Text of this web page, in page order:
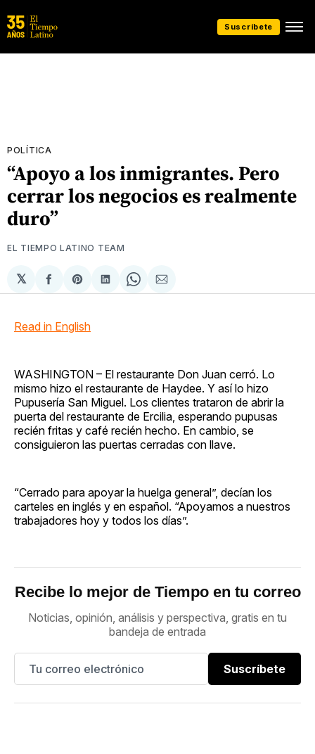
Suscríbete
POLÍTICA
“Apoyo a los inmigrantes. Pero
cerrar los negocios es realmente
duro”
EL TIEMPO LATINO TEAM
𝕏
Compartir
en
Share
on
Compartir
en
Share
on
Compartir
via
Read in English
WASHINGTON – El restaurante Don Juan cerró. Lo
mismo hizo el restaurante de Haydee. Y así lo hizo
Pupusería San Miguel. Los clientes trataron de abrir la
puerta del restaurante de Ercilia, esperando pupusas
recién fritas y café recién hecho. En cambio, se
consiguieron las puertas cerradas con llave.
“Cerrado para apoyar la huelga general”, decían los
carteles en inglés y en español. “Apoyamos a nuestros
trabajadores hoy y todos los días”.
Recibe lo mejor de Tiempo en tu correo
Noticias, opinión, análisis y perspectiva, gratis en tu
bandeja de entrada
Suscríbete